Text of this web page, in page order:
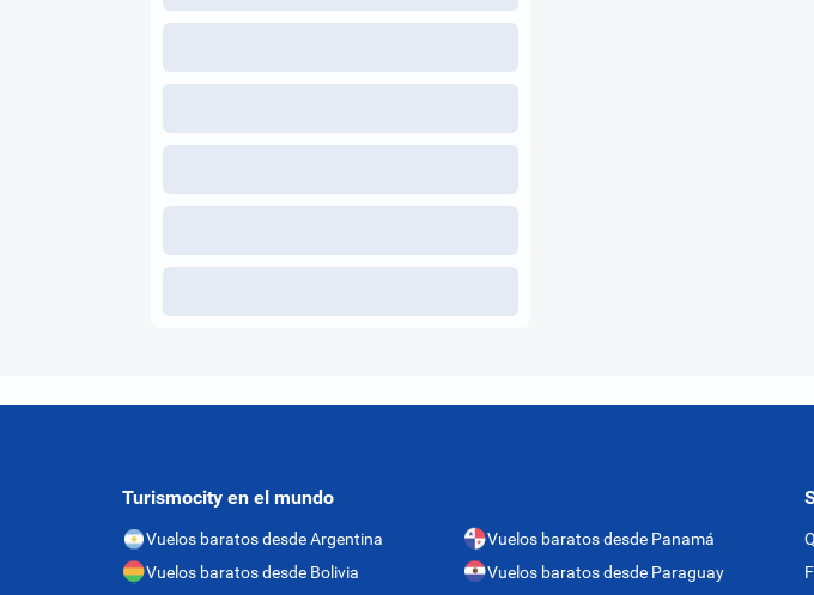
Turismocity en el mundo
Vuelos baratos desde Argentina
Vuelos baratos desde Bolivia
Vuelos baratos desde Panamá
Vuelos baratos desde Paraguay